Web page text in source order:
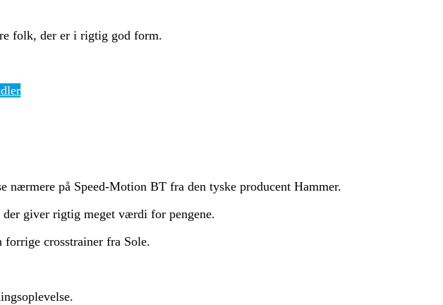
folk, der er i rigtig god form.
nærmere på Speed-Motion BT fra den tyske producent Hammer.
der giver rigtig meget værdi for pengene.
crosstrainer fra Sole.